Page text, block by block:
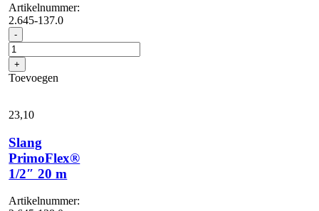
Artikelnummer:
2.645-137.0
- Sproeilans
Multi
6
Tel.
PREMIUM
+
Toevoegen
23,10
Slang
PrimoFlex®
1/2″ 20 m
Artikelnummer: